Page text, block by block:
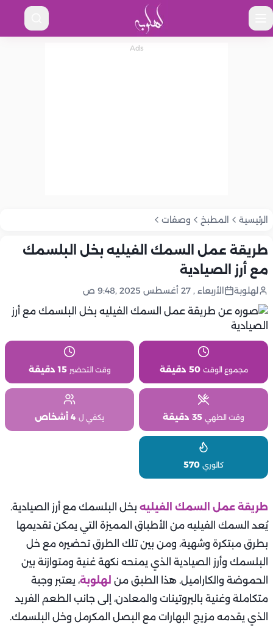
الرئيسية المطبخ وصفات
طريقة عمل السمك الفيليه بخل البلسمك
مع أرز الصيادية
لهلوبة الأربعاء , 27 أغسطس 2025 ,9:48 ص
مجموع الوقت 50 دقيقة وقت التحضير 15 دقيقة
وقت الطهي 35 دقيقة يكفي ل 4 أشخاص
كالوري 570
طريقة عمل السمك الفيليه بخل البلسمك مع أرز الصيادية.
يُعد السمك الفيليه من الأطباق المميزة التي يمكن تقديمها
بطرق مبتكرة وشهية، ومن بين تلك الطرق تحضيره مع خل
البلسمك وأرز الصيادية الذي يمنحه نكهة غنية ومتوازنة بين
الحموضة والكاراميل. هذا الطبق من لهلوبة، يعتبر وجبة
متكاملة وغنية بالبروتينات والمعادن، إلى جانب الطعم الفريد
الذي يقدمه مزيج البهارات مع البصل المكرمل وخل البلسمك.